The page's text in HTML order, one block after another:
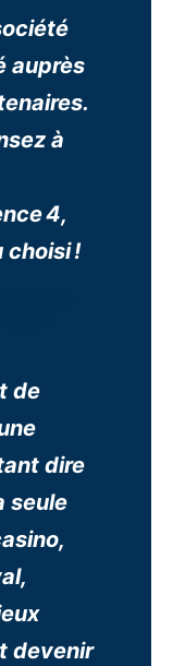
auprès
à
4,
choisi !
de
dire
seule
devenir